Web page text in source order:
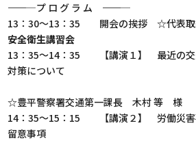
――――― プ ロ グ ラ ム ―――――
13：30〜13：35 開会の挨拶 ☆代表取
安全衛生講習会
13：35〜14：35 【講演１】 最近の交
対策について
☆豊平警察署交通第一課長 木村 等 様
14：35〜15：15 【講演２】 労働災害
留意事項